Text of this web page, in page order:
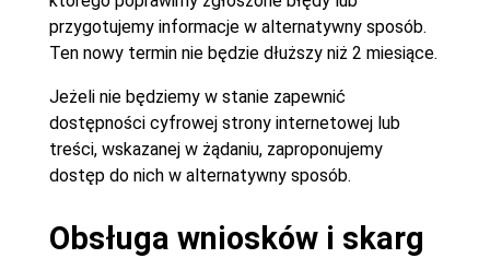
przygotujemy informacje w alternatywny sposób.
Ten nowy termin nie będzie dłuższy niż 2 miesiące.
Jeżeli nie będziemy w stanie zapewnić
dostępności cyfrowej strony internetowej lub
treści, wskazanej w żądaniu, zaproponujemy
dostęp do nich w alternatywny sposób.
Obsługa wniosków i skarg